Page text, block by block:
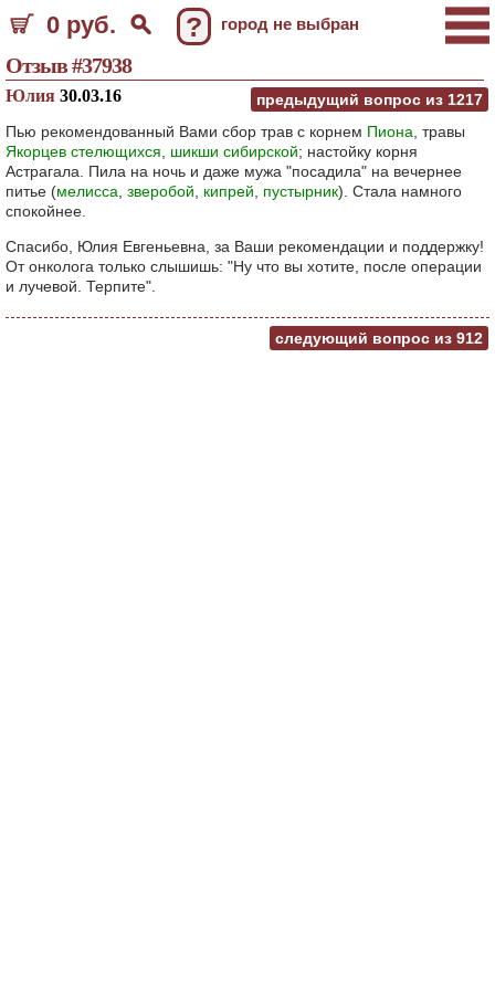
0 руб. ? город не выбран
Отзыв #37938
предыдущий вопрос из 1217
Юлия 30.03.16
Пью рекомендованный Вами сбор трав с корнем Пиона , травы
Якорцев стелющихся
шикши сибирской; настойку корня
Астрагала. Пила на ночь и даже мужа "посадила" на вечернее
питье (мелисса зверобой кипрей пустырник). Стала намного
спокойнее.
Спасибо, Юлия Евгеньевна, за Ваши рекомендации и поддержку!
От онколога только слышишь: "Ну что вы хотите, после операции
и лучевой. Терпите".
следующий вопрос из 912